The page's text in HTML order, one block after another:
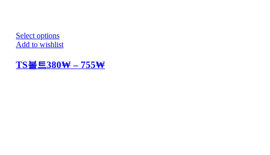
Select options
Add to wishlist
TS볼트380₩– 755₩